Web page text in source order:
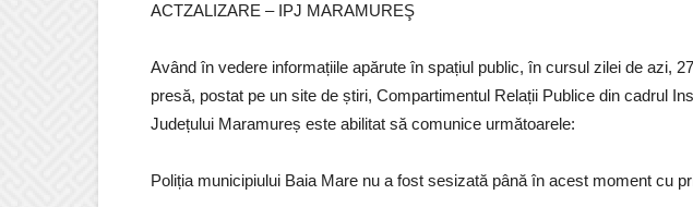
ACTZALIZARE – IPJ MARAMUREŞ
Având în vedere informațiile apărute în spațiul public, în cursul zilei de azi,
presă, postat pe un site de știri, Compartimentul Relații Publice din cadrul
Județului Maramureș este abilitat să comunice următoarele:
Poliția municipiului Baia Mare nu a fost sesizată până în acest moment cu